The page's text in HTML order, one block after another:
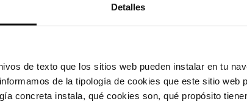
Detalles
de texto que los sitios web pueden instalar en tu
de la tipología de cookies que este sitio web
concreta instala, qué cookies son, qué propósito
de bitllets.
Nord, carrer de Nàpols 68, 08013 Barcelona.
sortida dels busos.